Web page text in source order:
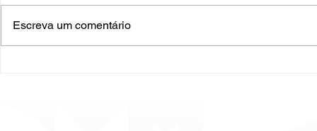
Escreva um comentário